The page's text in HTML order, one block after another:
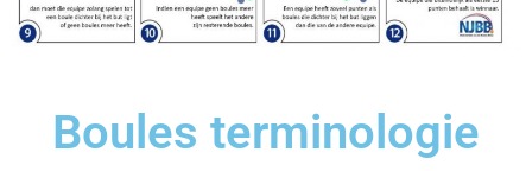
Boules terminologie